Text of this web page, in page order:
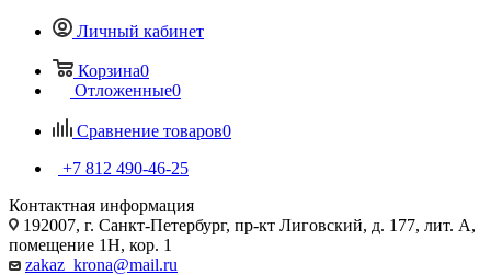
Личный кабинет
Корзина0
Отложенные0
Сравнение товаров0
+7 812 490-46-25
Контактная информация
192007, г. Санкт-Петербург, пр-кт Лиговский, д. 177, лит. А,
помещение 1Н, кор. 1
zakaz_krona@mail.ru